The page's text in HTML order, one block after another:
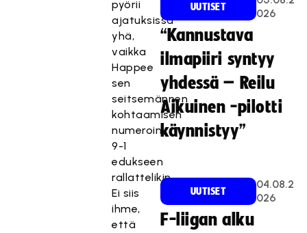
pyörii
ajatuksissa
yhä,
vaikka
Happee
sen
seitsemännen
kohtaamisen
numeroin
9-1
edukseen
rallattelikin.
Ei siis
ihme,
että
UUTISET
026
“Kannustava
ilmapiiri syntyy
yhdessä – Reilu
Aikuinen -pilotti
käynnistyy”
UUTISET
04.08.2
026
F-liigan alku